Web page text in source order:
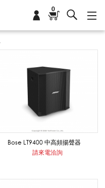
0
Bose LT9400 中高頻揚聲器
請來電洽詢